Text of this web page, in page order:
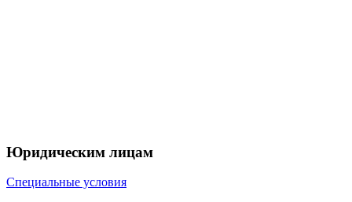
Юридическим лицам
Специальные условия